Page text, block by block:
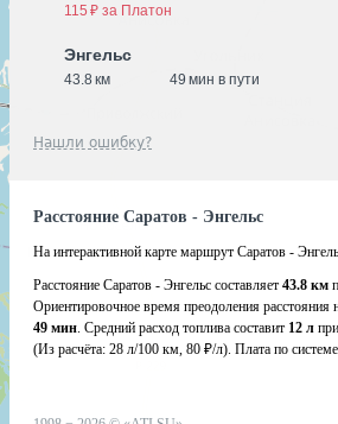
115 ₽ за Платон
Энгельс
43.8 км 49 мин в пути
Нашли ошибку?
Расстояние Саратов - Энгельс
На интерактивной карте маршрут Саратов -
Расстояние Саратов - Энгельс составляет 43.8 км
Ориентировочное время преодоления расстояния
49 мин. Средний расход топлива составит 12 л
(Из расчёта: 28 л/100 км, 80 ₽/л). Плата по